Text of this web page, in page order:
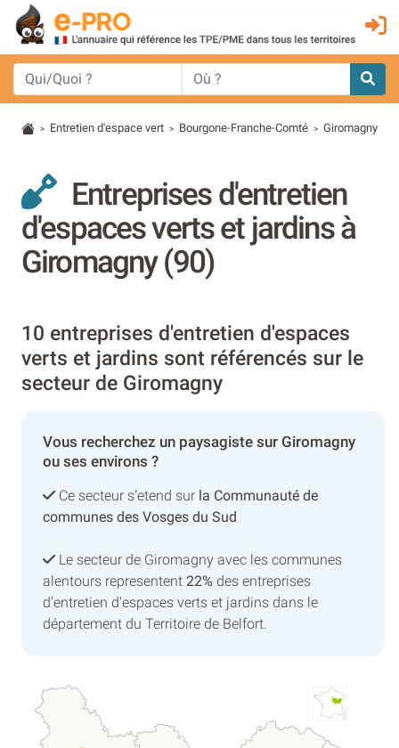
> Entretien d'espace vert > Bourgone-Franche-Comté > Giromagny
Entreprises d'entretien
d'espaces verts et jardins à
Giromagny (90)
10 entreprises d'entretien d'espaces
verts et jardins sont référencés sur le
secteur de Giromagny
Vous recherchez un paysagiste sur Giromagny
ou ses environs ?
Ce secteur s’etend sur la Communauté de
communes des Vosges du Sud
Le secteur de Giromagny avec les communes
alentours representent 22% des entreprises
d'entretien d'espaces verts et jardins dans le
département du Territoire de Belfort.